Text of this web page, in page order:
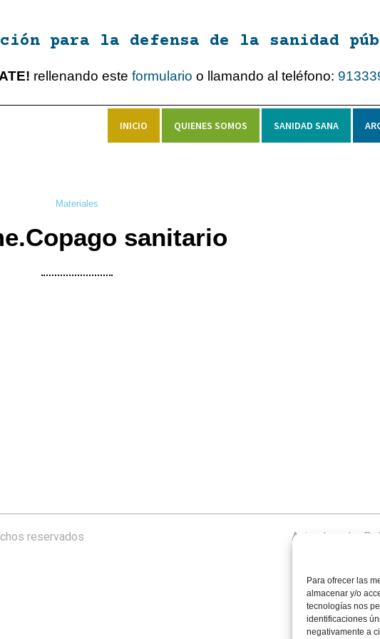
Para ofrecer las
almacenar y/o
tecnologías nos
identificaciones
negativamente a
para la defensa de la sanidad
rellenando esteformulario o llamando al teléfono:
INICIO QUIENES SOMOS SANIDAD SANA
Materiales
sanitario
reservados Aviso Legal